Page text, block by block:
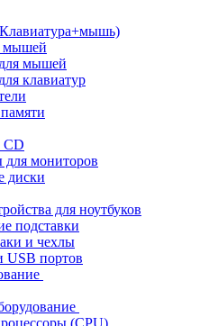
мышей
мышей
клавиатур
CD
мониторов
диски
для ноутбуков
подставки
и чехлы
USB портов
(CPU)